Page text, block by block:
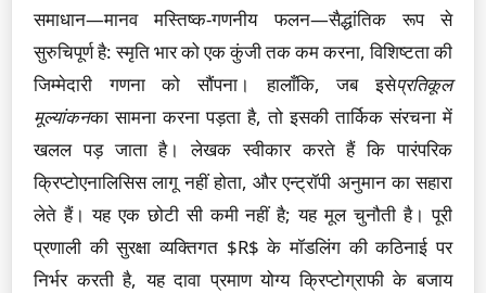
समाधान—मानव मस्तिष्क-गणनीय फलन—सैद्धांतिक रूप से
सुरुचिपूर्ण है: स्मृति भार को एक कुंजी तक कम करना, विशिष्टता की
जिम्मेदारी गणना को सौंपना। हालाँकि, जब इसेप्रतिकूल
मूल्यांकनका सामना करना पड़ता है, तो इसकी तार्किक संरचना में
खलल पड़ जाता है। लेखक स्वीकार करते हैं कि पारंपरिक
क्रिप्टोएनालिसिस लागू नहीं होता, और एन्ट्रॉपी अनुमान का सहारा
लेते हैं। यह एक छोटी सी कमी नहीं है; यह मूल चुनौती है। पूरी
प्रणाली की सुरक्षा व्यक्तिगत $R$ के मॉडलिंग की कठिनाई पर
निर्भर करती है, यह दावा प्रमाण योग्य क्रिप्टोग्राफी के बजाय